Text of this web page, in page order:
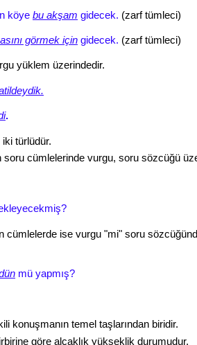
köye bu akşam gidecek. (zarf tümleci)
görmek için gidecek. (zarf tümleci)
yüklem üzerindedir.
.
türlüdür.
soru cümlelerinde vurgu, soru sözcüğü
cümlelerde ise vurgu "mi" soru
mü yapmış?
konuşmanın temel taşlarından biridir.
göre alçaklık yükseklik durumudur.